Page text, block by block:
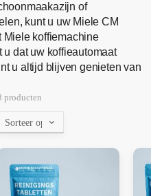
of
kunt u uw Miele CM
Miele koffiemachine
dat uw koffieautomaat
u altijd blijven genieten van
producten